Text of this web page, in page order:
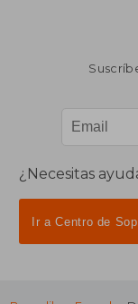
¿Necesitas
Ir a Centro de